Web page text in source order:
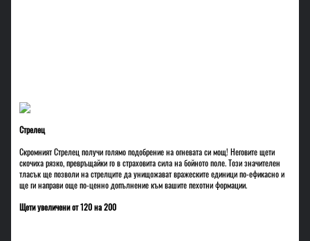
Стрелец
Скромният Стрелец получи голямо подобрение на огневата си мощ! Неговите щети
скочиха рязко, превръщайки го в страховита сила на бойното поле. Този значителен
тласък ще позволи на стрелците да унищожават вражеските единици по-ефикасно и
ще ги направи още по-ценно допълнение към вашите пехотни формации.
Щети увеличени от 120 на 200